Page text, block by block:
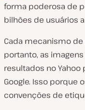
forma poderosa de
bilhões de usuários
Cada mecanismo
portanto, as
resultados no
Google. Isso porque
convenções de